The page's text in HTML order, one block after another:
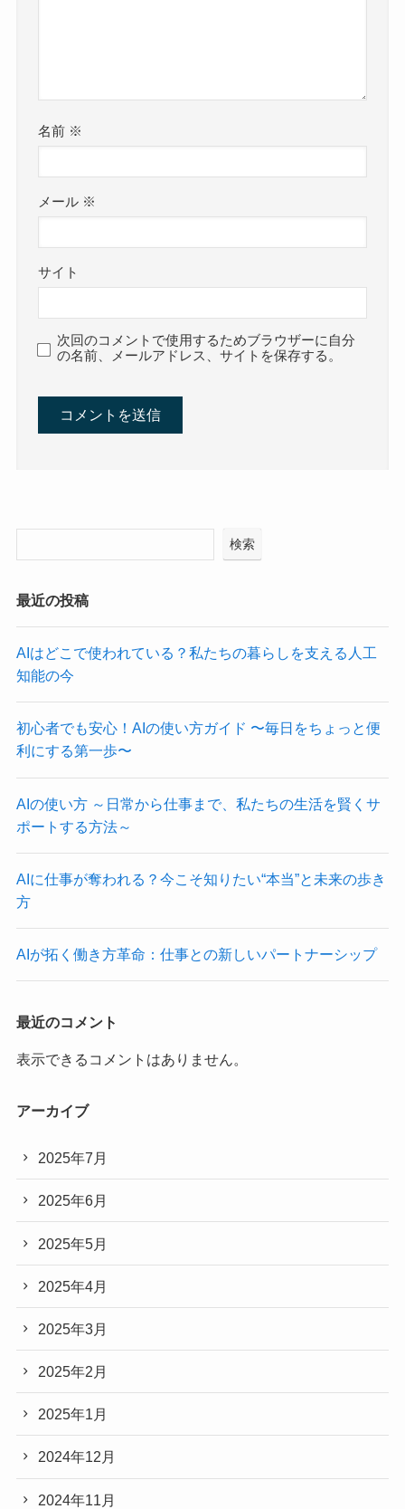
名前 ※
メール ※
サイト
次回のコメントで使用するためブラウザーに自分
の名前、メールアドレス、サイトを保存する。
検索
最近の投稿
AIはどこで使われている？私たちの暮らしを支える人工
知能の今
初心者でも安心！AIの使い方ガイド 〜毎日をちょっと便
利にする第一歩〜
AIの使い方 ～日常から仕事まで、私たちの生活を賢くサ
ポートする方法～
AIに仕事が奪われる？今こそ知りたい“本当”と未来の歩き
方
AIが拓く働き方革命：仕事との新しいパートナーシップ
最近のコメント
表示できるコメントはありません。
アーカイブ
2025年7月
2025年6月
2025年5月
2025年4月
2025年3月
2025年2月
2025年1月
2024年12月
2024年11月